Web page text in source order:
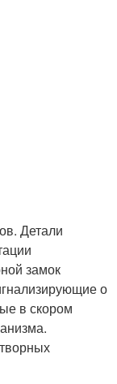
Детали
замок
о
в скором